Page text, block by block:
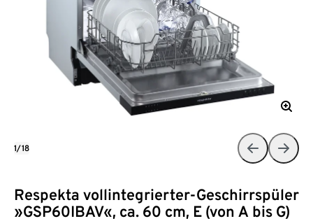
Respekta vollintegrierter-Geschirrspüler
»GSP60IBAV«, ca. 60 cm, E (von A bis G)
1/18